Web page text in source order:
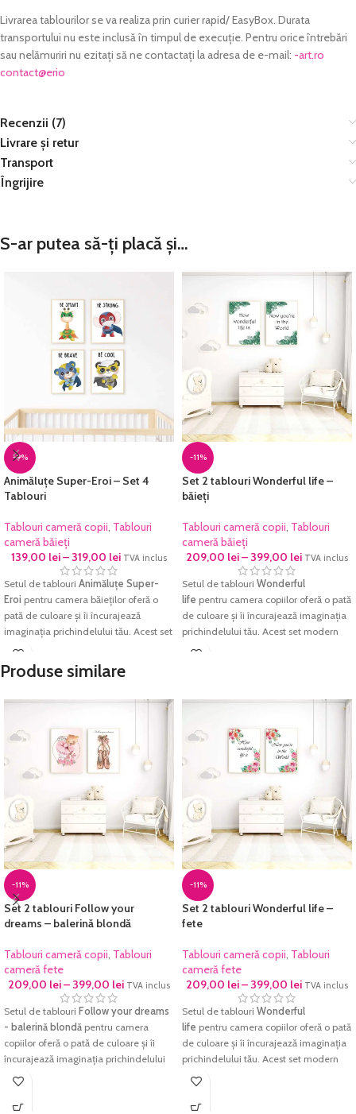
Livrarea tablourilor se va realiza prin curier rapid/ EasyBox. Durata
transportului nu este inclusă în timpul de execuție. Pentru orice întrebări
sau nelămuriri nu ezitați să ne contactați la adresa de e-mail: or.tra-
oire
@tcatnoc
Recenzii (7)
Livrare și retur
Transport
Îngrijire
S-ar putea să-ți placă și…
-9%
Animăluțe Super-Eroi – Set 4
Tablouri
Tablouri cameră copii Tablouri
cameră băieți
139,00 lei– 319,00 lei TVA inclus
Setul de tablouri Animăluțe Super-
Eroi pentru camera băieților oferă o
pată de culoare și îi încurajează
imaginația prichindelului tău. Acest set
modern de personaje colorate va
aduce un plus de culoare și energie
pozitivă pentru orice dormitor de copii
fine-art
, hârtie ce redă cu acuratețe
cromatica excelentă și densitatea
maximă pentru negru. Culorile sunt
garantate să reziste perioade foarte
lungi de timp fără a-și pierde din
intensitate.
Fiecare tablou este prelucrat manual și
verificat cu atenție înainte de a fi
expediat.
-11%
Set 2 tablouri Wonderful life –
băieți
Tablouri cameră copii Tablouri
cameră băieți
209,00 lei– 399,00 lei TVA inclus
Setul de tablouri Wonderful
life pentru camera copiilor oferă o pată
de culoare și îi încurajează imaginația
prichindelului tău. Acest set modern
de personaje colorate va aduce un
fine-art
, hârtie ce redă cu acuratețe
cromatica excelentă și densitatea
maximă pentru negru. Culorile sunt
garantate să reziste perioade foarte
lungi de timp fără a-și pierde din
intensitate.
Fiecare tablou este prelucrat manual și
verificat cu atenție înainte de a fi
expediat.
Produse similare
-11%
Set 2 tablouri Follow your
dreams – balerină blondă
Tablouri cameră copii, Tablouri
cameră fete
209,00 lei– 399,00 lei TVA inclus
Setul de tablouri Follow your dreams
- balerină blondă pentru camera
copiilor oferă o pată de culoare și îi
încurajează imaginația prichindelului
tău. Acest set modern de personaje
energie pozitivă pentru orice dormitor
-11%
Set 2 tablouri Wonderful life –
fete
Tablouri cameră copii, Tablouri
cameră fete
209,00 lei– 399,00 lei TVA inclus
Setul de tablouri Wonderful
life pentru camera copiilor oferă o pată
de culoare și îi încurajează imaginația
prichindelului tău. Acest set modern
de personaje colorate va aduce un
pentru orice dormitor de copii sau